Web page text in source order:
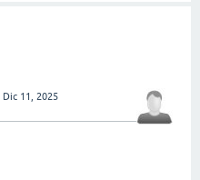
Dic 11, 2025